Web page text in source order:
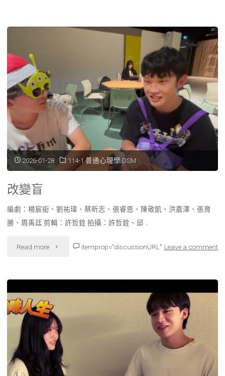
2026-01-28 114-1 普通心理學 DSM
改變盲
編劇：楊宸銜、劉祐瑋、蔡昕志、張睿恩、陳敬凱、洪嘉澤、張育
勝、周禹廷 剪輯：許哲銓 拍攝：許哲銓、邱 …
Read more "改 itemprop="discussionURL" Leave a comment